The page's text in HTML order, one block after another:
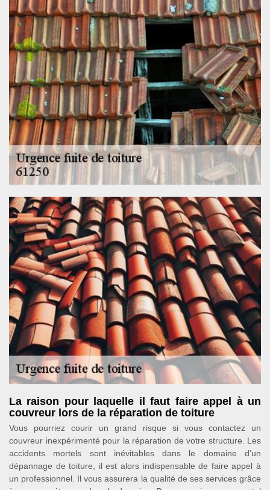
La raison pour laquelle il faut faire appel à un
couvreur lors de la réparation de toiture
Vous pourriez courir un grand risque si vous contactez un
couvreur inexpérimenté pour la réparation de votre structure. Les
accidents mortels sont inévitables dans le domaine d’un
dépannage de toiture, il est alors indispensable de faire appel à
un professionnel. Il vous assurera la qualité de ses services grâce